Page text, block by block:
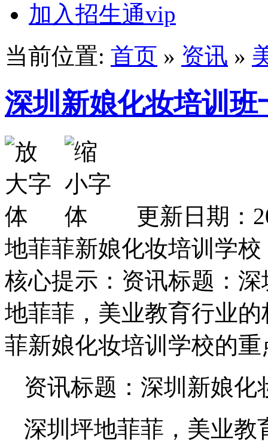
加入招生通vip
当前位置: 首页 » 资讯 »
深圳新娘化妆培训班
更新日期：
地菲菲新娘化妆培训学
核心提示：资讯标题：
地菲菲，美业教育行业
菲新娘化妆培训学校的
资讯标题：深圳新娘化
深圳坪地菲菲，美业教